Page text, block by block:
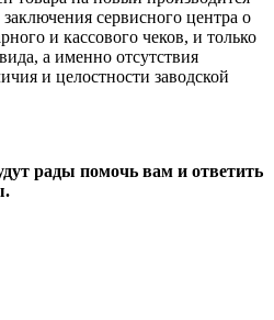
сервисного центра о
и кассового чеков, и только
а именно отсутствия
и целостности заводской
рады помочь вам и ответить